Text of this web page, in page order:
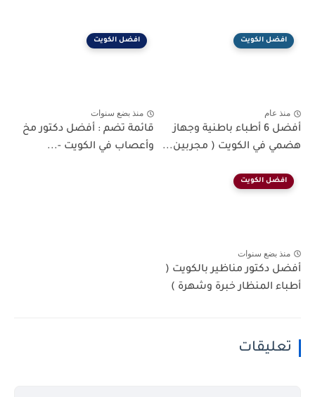
افضل الكويت
منذ عام
أفضل 6 أطباء باطنية وجهاز
هضمي في الكويت ( مجربين...
افضل الكويت
منذ بضع سنوات
قائمة تضم : أفضل دكتور مخ
وأعصاب في الكويت -...
افضل الكويت
منذ بضع سنوات
أفضل دكتور مناظير بالكويت (
أطباء المنظار خبرة وشهرة )
تعليقات